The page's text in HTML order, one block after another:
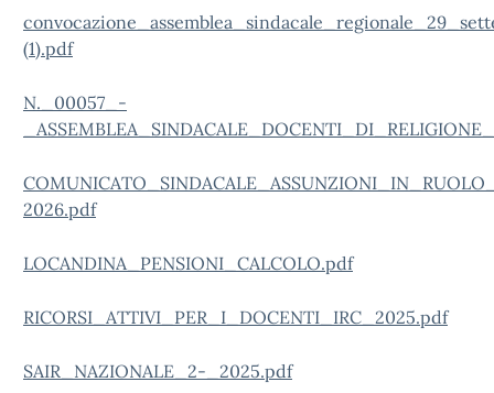
(1).pdf
N._00057_-
2026.pdf
LOCANDINA_PENSIONI_CALCOLO.pdf
RICORSI_ATTIVI_PER_I_DOCENTI_IRC_2025.pdf
SAIR_NAZIONALE_2-_2025.pdf